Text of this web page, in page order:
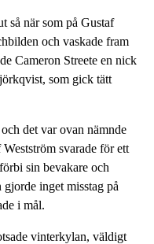
så när som på Gustaf
och vaskade fram
Cameron Streete en nick
som gick tätt
det var ovan nämnde
svarade för ett
sin bevakare och
inget misstag på
i mål.
vinterkylan, väldigt